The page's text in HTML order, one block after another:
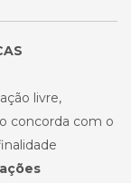
livre,
concorda com o